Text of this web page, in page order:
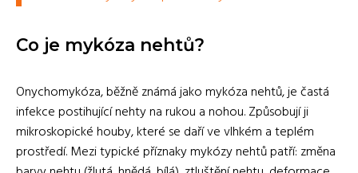
Co je mykóza nehtů?
Onychomykóza, běžně známá jako mykóza nehtů, je častá
infekce postihující nehty na rukou a nohou. Způsobují ji
mikroskopické houby, které se daří ve vlhkém a teplém
prostředí. Mezi typické příznaky mykózy nehtů patří: změna